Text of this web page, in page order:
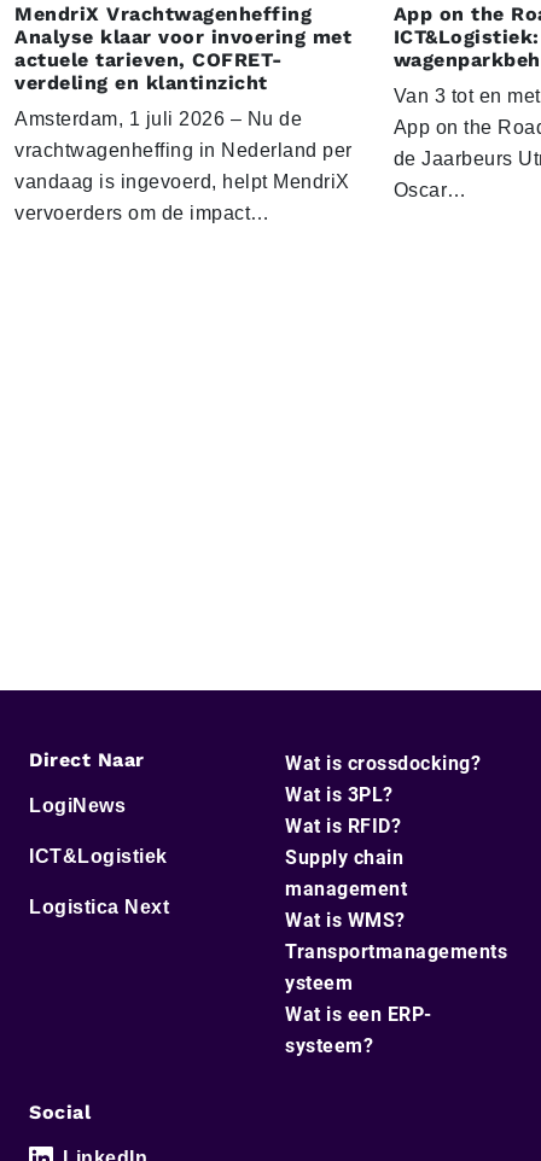
MendriX Vrachtwagenheffing
Analyse klaar voor invoering met
actuele tarieven, COFRET-
verdeling en klantinzicht
Amsterdam, 1 juli 2026 – Nu de
vrachtwagenheffing in Nederland per
vandaag is ingevoerd, helpt MendriX
vervoerders om de impact…
App on the
Van 3 tot en
App on the
de Jaarbeurs
Oscar…
Direct Naar
LogiNews
ICT&Logistiek
Logistica Next
Wat is crossdocking?
Wat is 3PL?
Wat is RFID?
Supply chain
management
Wat is WMS?
Transportmanagements
ysteem
Wat is een ERP-
systeem?
Social